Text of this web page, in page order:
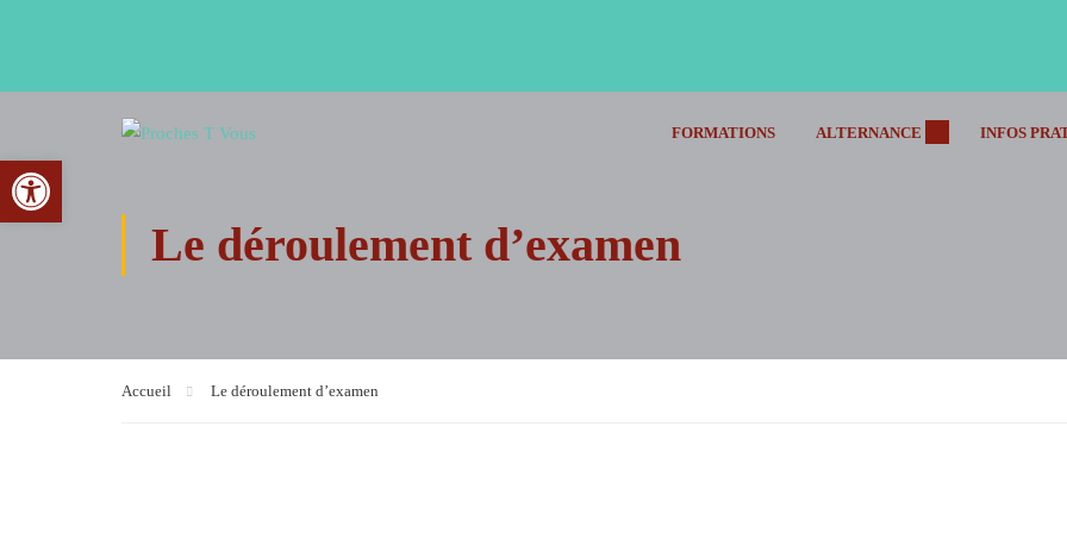
FORMATIONS ALTERNANCE INFOS
Le déroulement d’examen
Accueil Le déroulement d’examen
Ouvrir la barre d’outils